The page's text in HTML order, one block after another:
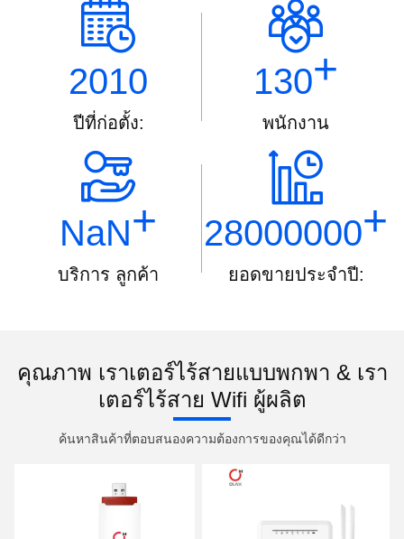
2010
ปีที่ก่อตั้ง:
130+
พนักงาน
NaN+
บริการ ลูกค้า
28000000+
ยอดขายประจำปี:
คุณภาพ เราเตอร์ไร้สายแบบพกพา & เรา
เตอร์ไร้สาย Wifi ผู้ผลิต
ค้นหาสินค้าที่ตอบสนองความต้องการของคุณได้ดีกว่า